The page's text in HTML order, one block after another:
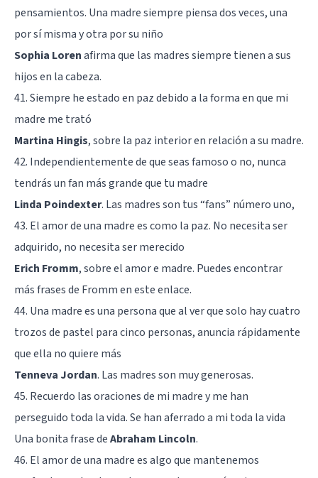
pensamientos. Una madre siempre piensa dos veces, una
por sí misma y otra por su niño
Sophia Lorenafirma que las madres siempre tienen a sus
hijos en la cabeza.
41. Siempre he estado en paz debido a la forma en que mi
madre me trató
Martina Hingis, sobre la paz interior en relación a su madre.
42. Independientemente de que seas famoso o no, nunca
tendrás un fan más grande que tu madre
Linda Poindexter. Las madres son tus “fans” número uno,
43. El amor de una madre es como la paz. No necesita ser
adquirido, no necesita ser merecido
Erich Fromm, sobre el amor e madre. Puedes encontrar
más frases de Fromm eneste enlace.
44. Una madre es una persona que al ver que solo hay cuatro
trozos de pastel para cinco personas, anuncia rápidamente
que ella no quiere más
Tenneva Jordan. Las madres son muy generosas.
45. Recuerdo las oraciones de mi madre y me han
perseguido toda la vida. Se han aferrado a mi toda la vida
Una bonita frase deAbraham Lincoln.
46. El amor de una madre es algo que mantenemos